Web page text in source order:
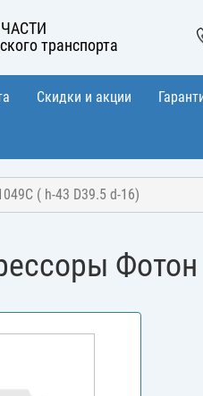
транспорта
Скидки и акции
( h-43 D39.5 d-16)